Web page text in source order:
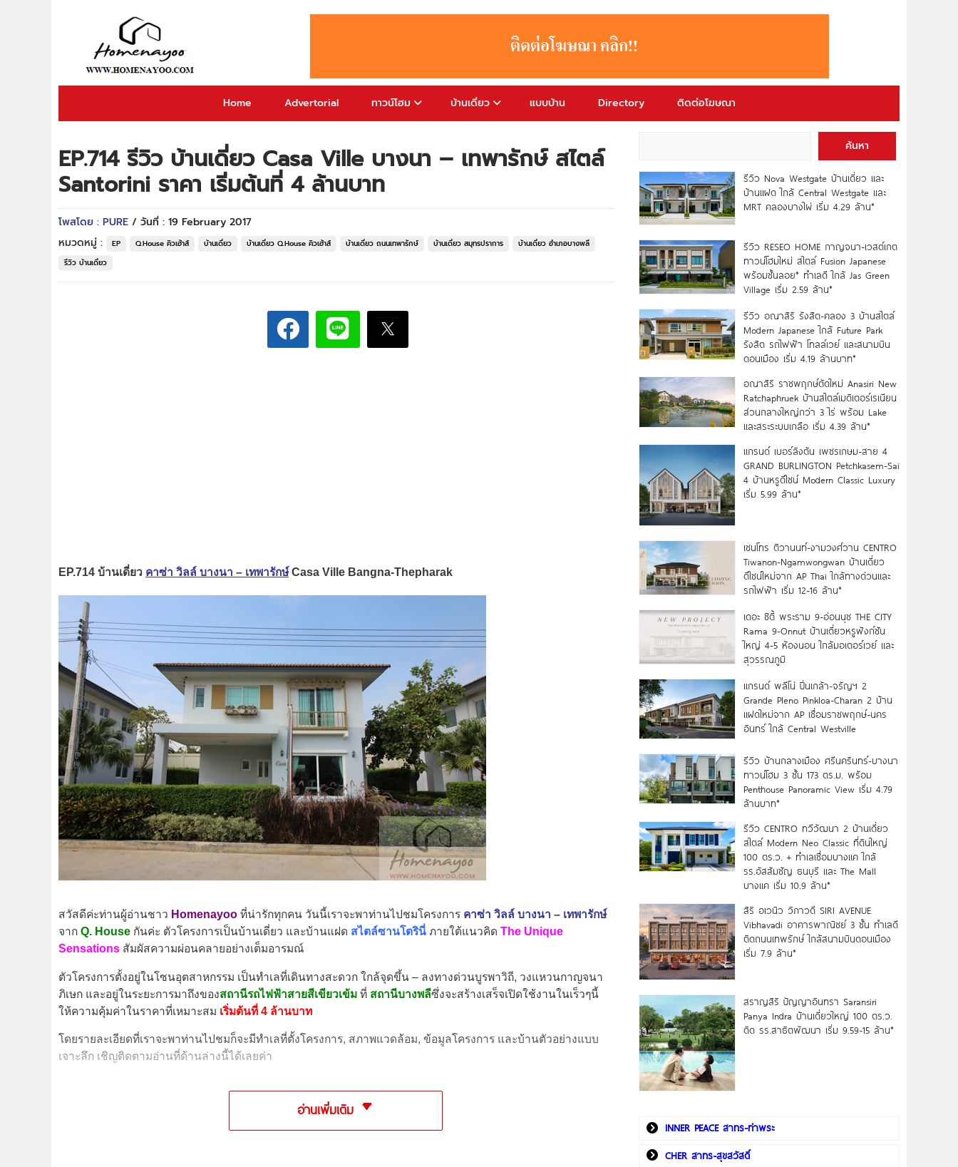
Home Advertorial ทาวน์โฮม บ้านเดี่ยว แบบบ้าน Directory ติดต่อโฆษณา
EP.714 รีวิว บ้านเดี่ยว Casa Ville บางนา – เทพารักษ์ สไตล์
Santorini ราคา เริ่มต้นที่ 4 ล้านบาท
โพสโดย : PURE / วันที่ : 19 February 2017
หมวดหมู่ :
EP Q.House คิวเฮ้าส์ บ้านเดี่ยว บ้านเดี่ยว Q.House คิวเฮ้าส์ บ้านเดี่ยว ถนนเทพารักษ์ บ้านเดี่ยว สมุทรปราการ
บ้านเดี่ยว อำเภอบางพลี
รีวิว บ้านเดี่ยว
EP.714 บ้านเดี่ยว คาซ่า วิลล์ บางนา – เทพารักษ์Casa Ville Bangna-Thepharak
สวัสดีค่ะท่านผู้อ่านชาว Homenayoo ที่น่ารักทุกคน วันนี้เราจะพาท่านไปชมโครงการ คาซ่า วิลล์ บางนา – เทพารักษ์
จาก Q. House กันค่ะ ตัวโครงการเป็นบ้านเดี่ยว และบ้านแฝด สไตล์ซานโตรินี่ ภายใต้แนวคิด The Unique
Sensations สัมผัสความผ่อนคลายอย่างเต็มอารมณ์
ตัวโครงการตั้งอยู่ในโซนอุตสาหกรรม เป็นทำเลที่เดินทางสะดวก ใกล้จุดขึ้น – ลงทางด่วนบูรพาวิถี, วงแหวนกาญจนา
ภิเษก และอยู่ในระยะการมาถึงของสถานีรถไฟฟ้าสายสีเขียวเข้ม ที่ สถานีบางพลีซึ่งจะสร้างเสร็จเปิดใช้งานในเร็วๆนี้
ให้ความคุ้มค่าในราคาที่เหมาะสม เริ่มต้นที่ 4 ล้านบาท
โดยรายละเอียดที่เราจะพาท่านไปชมก็จะมีทำเลที่ตั้งโครงการ, สภาพแวดล้อม, ข้อมูลโครงการ และบ้านตัวอย่างแบบ
เจาะลึก เชิญติดตามอ่านที่ด้านล่างนี้ได้เลยค่า
อ่านเพิ่มเติม
ค้นหา
รีวิว Nova Westgate บ้านเดี่ยว และ
บ้านแฝด ใกล้ Central Westgate และ
MRT คลองบางไผ่ เริ่ม 4.29 ล้าน*
รีวิว RESEO HOME กาญจนา-เวสต์เกต
ทาวน์โฮมใหม่ สไตล์ Fusion Japanese
พร้อมชั้นลอย* ทำเลดี ใกล้ Jas Green
Village เริ่ม 2.59 ล้าน*
รีวิว อณาสิริ รังสิต-คลอง 3 บ้านสไตล์
Modern Japanese ใกล้ Future Park
รังสิต รถไฟฟ้า โทลล์เวย์ และสนามบิน
ดอนเมือง เริ่ม 4.19 ล้านบาท*
อณาสิริ ราชพฤกษ์ตัดใหม่ Anasiri New
Ratchaphruek บ้านสไตล์เมดิเตอร์เรเนียน
ส่วนกลางใหญ่กว่า 3 ไร่ พร้อม Lake
และสระระบบเกลือ เริ่ม 4.39 ล้าน*
แกรนด์ เบอร์ลิงตัน เพชรเกษม-สาย 4
GRAND BURLINGTON Petchkasem-Sai
4 บ้านหรูดีไซน์ Modern Classic Luxury
เริ่ม 5.99 ล้าน*
เซนโทร ติวานนท์-งามวงศ์วาน CENTRO
Tiwanon-Ngamwongwan บ้านเดี่ยว
ดีไซน์ใหม่จาก AP Thai ใกล้ทางด่วนและ
รถไฟฟ้า เริ่ม 12-16 ล้าน*
เดอะ ซิตี้ พระราม 9-อ่อนนุช THE CITY
Rama 9-Onnut บ้านเดี่ยวหรูฟังก์ชัน
ใหญ่ 4-5 ห้องนอน ใกล้มอเตอร์เวย์ และ
สุวรรณภูมิ
แกรนด์ พลีโน่ ปิ่นเกล้า-จรัญฯ 2
Grande Pleno Pinkloa-Charan 2 บ้าน
แฝดใหม่จาก AP เชื่อมราชพฤกษ์-นคร
อินทร์ ใกล้ Central Westville
รีวิว บ้านกลางเมือง ศรีนครินทร์-บางนา
ทาวน์โฮม 3 ชั้น 173 ตร.ม. พร้อม
Penthouse Panoramic View เริ่ม 4.79
ล้านบาท*
รีวิว CENTRO ทวีวัฒนา 2 บ้านเดี่ยว
สไตล์ Modern Neo Classic ที่ดินใหญ่
100 ตร.ว. + ทำเลเชื่อมบางแค ใกล้
รร.อัสสัมชัญ ธนบุรี และ The Mall
บางแค เริ่ม 10.9 ล้าน*
สิริ อเวนิว วิภาวดี SIRI AVENUE
Vibhavadi อาคารพาณิชย์ 3 ชั้น ทำเลดี
ติดถนนเทพรักษ์ ใกล้สนามบินดอนเมือง
เริ่ม 7.9 ล้าน*
สราญสิริ ปัญญาอินทรา Saransiri
Panya Indra บ้านเดี่ยวใหญ่ 100 ตร.ว.
ดิด รร.สาธิตพัฒนา เริ่ม 9.59-15 ล้าน*
INNER PEACE สาทร-ท่าพระ
CHER สาทร-สุขสวัสดิ์